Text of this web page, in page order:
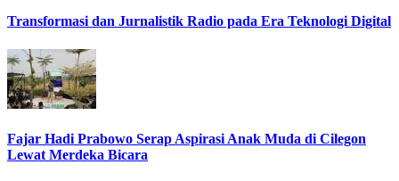
Transformasi dan Jurnalistik Radio pada Era Teknologi Digital
Fajar Hadi Prabowo Serap Aspirasi Anak Muda di Cilegon
Lewat Merdeka Bicara